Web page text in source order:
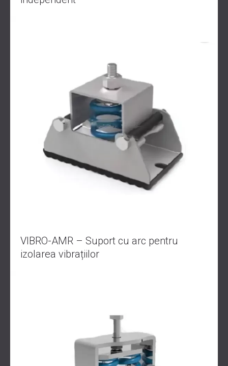
PENTRU HOTELURI
PENTRU SPAȚII COMERCIALE
IZOLARE FONICĂ ȘI ACUSTICĂ PENTRU
UNITĂȚI DE ÎNVĂȚĂMÂNT
IZOLARE FONICA & PANOURI ACUSTICE
PENTRU UNITATILE DE ÎNGRIJIRE
MEDICALĂ
SOLUȚII DE IZOLARE FONICĂ ȘI ACUSTICĂ
PENTRU SECTORUL AUDIOLOGIE
SOLUȚII DE IZOLARE FONICĂ ȘI ACUSTICĂ
PENTRU CENTRE DE DATE
SOUTH AFRICA (ZA)
VIBRO-AMR – Suport cu arc pentru
izolarea vibrațiilor